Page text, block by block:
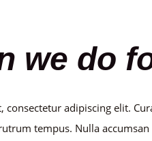
we do
consectetur adipiscing elit.
tempus. Nulla